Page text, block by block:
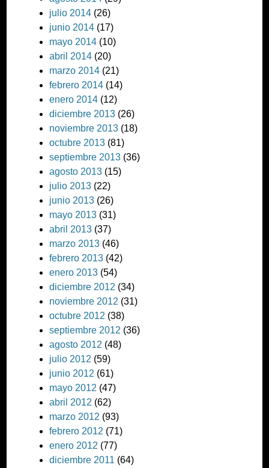
julio 2014 (26)
junio 2014 (17)
mayo 2014 (10)
abril 2014 (20)
marzo 2014 (21)
febrero 2014 (14)
enero 2014 (12)
diciembre 2013 (26)
noviembre 2013 (18)
octubre 2013 (81)
septiembre 2013 (36)
agosto 2013 (15)
julio 2013 (22)
junio 2013 (26)
mayo 2013 (31)
abril 2013 (37)
marzo 2013 (46)
febrero 2013 (42)
enero 2013 (54)
diciembre 2012 (34)
noviembre 2012 (31)
octubre 2012 (38)
septiembre 2012 (36)
agosto 2012 (48)
julio 2012 (59)
junio 2012 (61)
mayo 2012 (47)
abril 2012 (62)
marzo 2012 (93)
febrero 2012 (71)
enero 2012 (77)
diciembre 2011 (64)